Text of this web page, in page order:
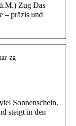
Zug Das
– präzis und
zg
Sonnenschein.
steigt in den